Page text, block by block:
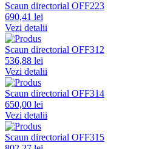
Scaun directorial OFF223
690,41 lei
Vezi detalii
Scaun directorial OFF312
536,88 lei
Vezi detalii
Scaun directorial OFF314
650,00 lei
Vezi detalii
Scaun directorial OFF315